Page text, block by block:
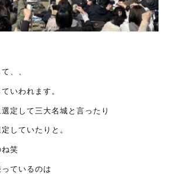
、、
いわれます。
定して三大名城と言ったり
していたりと。
笑
ているのは